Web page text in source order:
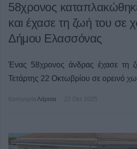
58χρονος
και έχασε τη ζωή του σε
Δήμου Ελασσόνας
Ένας 58χρονος άνδρας έχασε τη
Τετάρτης 22 Οκτωβρίου σε ορεινό
Κατηγορία Λάρισα 22 Οκτ 2025